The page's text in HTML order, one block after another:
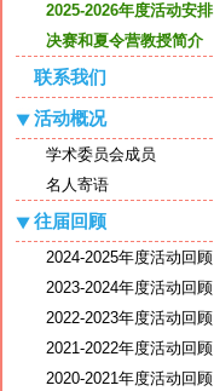
2025-2026年度活动安排
决赛和夏令营教授简介
联系我们
活动概况
学术委员会成员
名人寄语
往届回顾
2024-2025年度活动回顾
2023-2024年度活动回顾
2022-2023年度活动回顾
2021-2022年度活动回顾
2020-2021年度活动回顾